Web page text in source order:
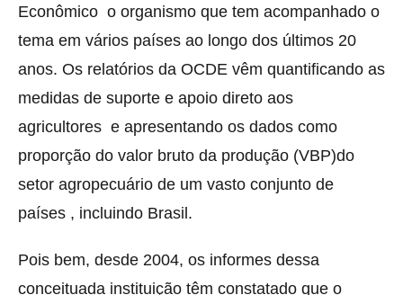
Econômico o organismo que tem acompanhado o
tema em vários países ao longo dos últimos 20
anos. Os relatórios da OCDE vêm quantificando as
medidas de suporte e apoio direto aos
agricultores e apresentando os dados como
proporção do valor bruto da produção (VBP)do
setor agropecuário de um vasto conjunto de
países , incluindo Brasil.
Pois bem, desde 2004, os informes dessa
conceituada instituição têm constatado que o